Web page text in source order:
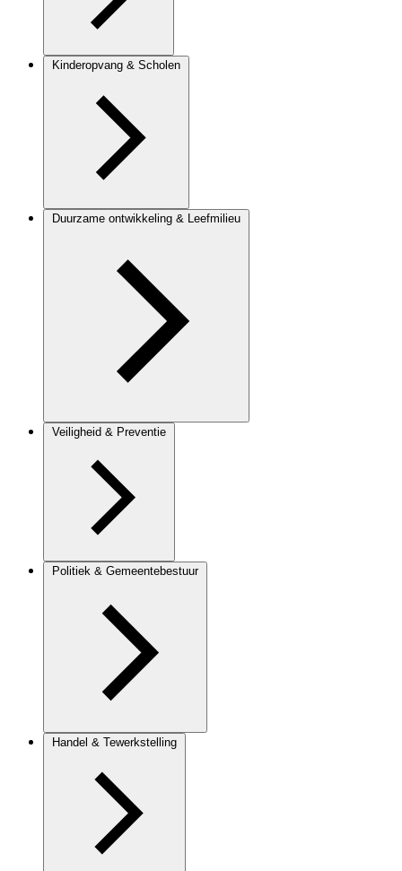
Kinderopvang & Scholen
Duurzame ontwikkeling & Leefmilieu
Veiligheid & Preventie
Politiek & Gemeentebestuur
Handel & Tewerkstelling